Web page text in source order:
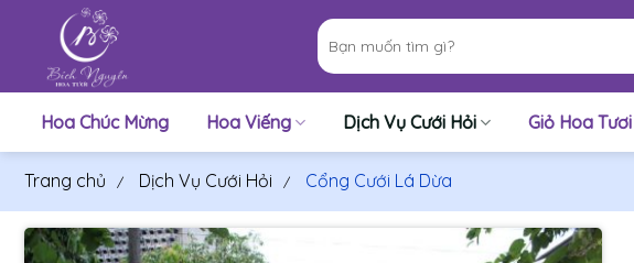
dung
Tìm
kiếm:
Hoa Chúc Mừng Hoa Viếng Dịch Vụ Cưới Hỏi Giỏ Hoa Tươi
Trang chủ Dịch Vụ Cưới Hỏi Cổng Cưới Lá Dừa